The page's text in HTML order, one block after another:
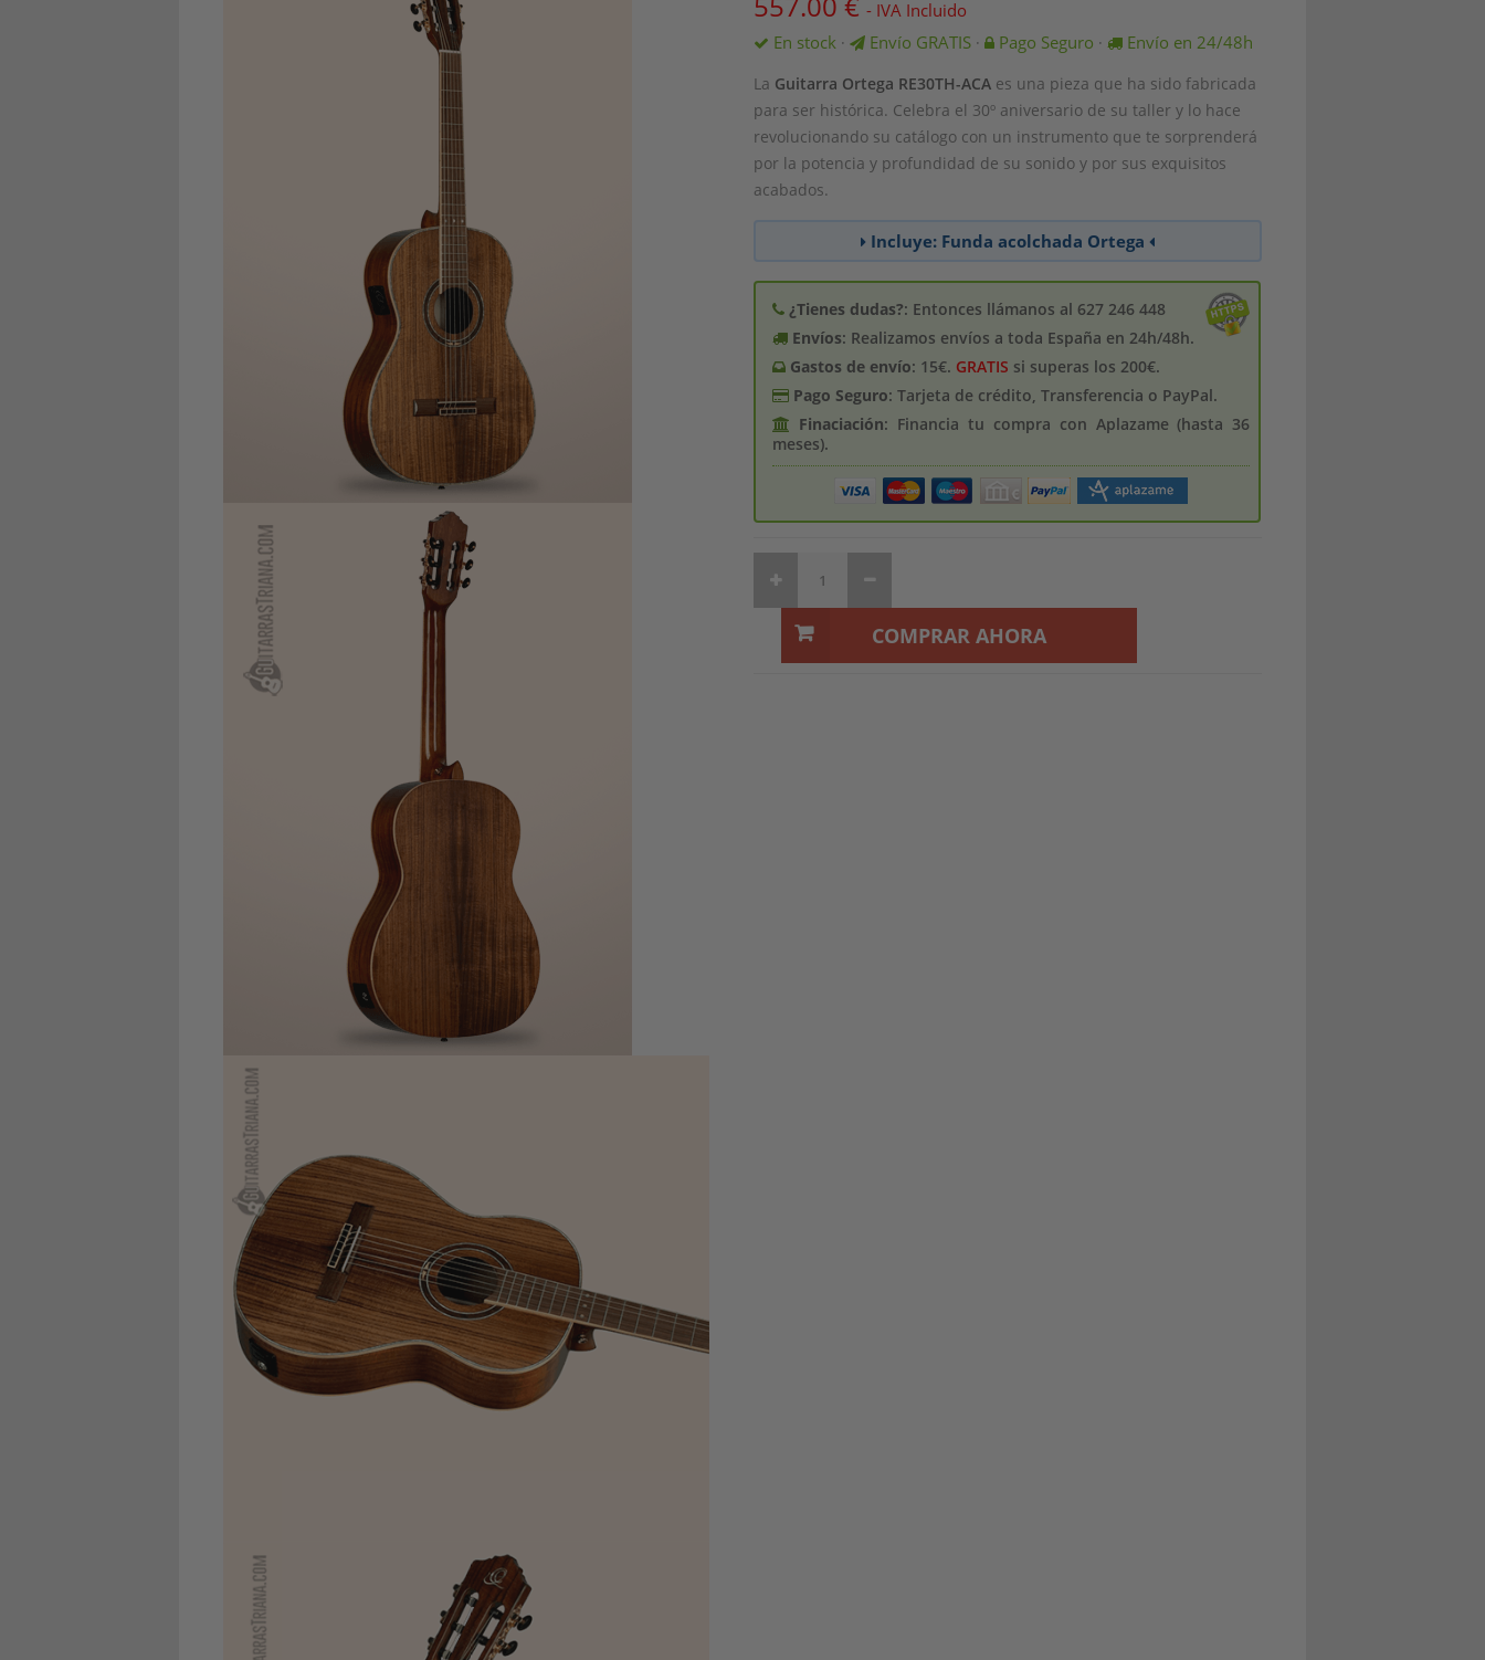
- IVA Incluido
En stock · Envío GRATIS · Pago Seguro · Envío en 24/48h
La Guitarra Ortega RE30TH-ACA es una pieza que ha sido fabricada
para ser histórica. Celebra el 30º aniversario de su taller y lo hace
revolucionando su catálogo con un instrumento que te sorprenderá
por la potencia y profundidad de su sonido y por sus exquisitos
acabados.
Incluye: Funda acolchada Ortega
¿Tienes dudas?: Entonces llámanos al 627 246 448
Envíos: Realizamos envíos a toda España en 24h/48h.
Gastos de enví­o: 15€. GRATIS si superas los 200€.
Pago Seguro: Tarjeta de crédito, Transferencia o PayPal.
Finaciación: Financia tu compra con Aplazame (hasta 36
meses).
COMPRAR AHORA